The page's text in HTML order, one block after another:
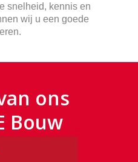
snelheid, kennis en
wij u een goede
ons
Bouw